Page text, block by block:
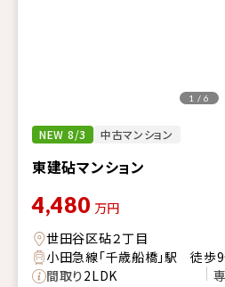
NEW 8/3 中古マンション
東建砧マンション
1 / 6
4,480 万円
世田谷区砧２丁目
小田急線「千歳船橋」駅 徒歩
間取り2LDK